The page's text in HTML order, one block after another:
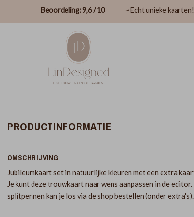
Beoordeling: 9,6 / 10 ~ Echt unieke
PRODUCTINFORMATIE
OMSCHRIJVING
Jubileumkaart set in natuurlijke kleuren met een extra
Je kunt deze trouwkaart naar wens aanpassen in de editor.
splitpennen kan je los via de shop bestellen (onder extra's).